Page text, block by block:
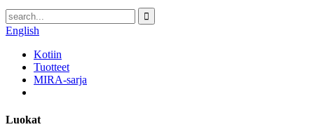
English
Kotiin
Tuotteet
MIRA-sarja
Luokat